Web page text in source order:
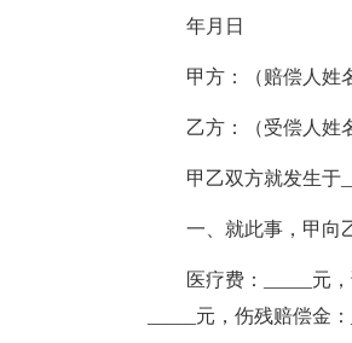
年月日
甲方：（赔偿人姓
乙方：（受偿人姓
甲乙双方就发生于
一、就此事，甲向
医疗费：_____元
_____元，伤残赔偿金